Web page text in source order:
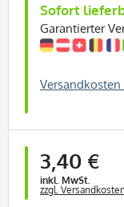
Sofort
Garantierter
Versandkosten
3,40 €
inkl. MwSt.
zzgl.